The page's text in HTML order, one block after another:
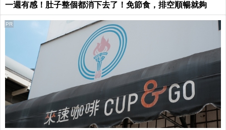
一週有感！肚子整個都消下去了！免節食，排空順暢就夠
PR